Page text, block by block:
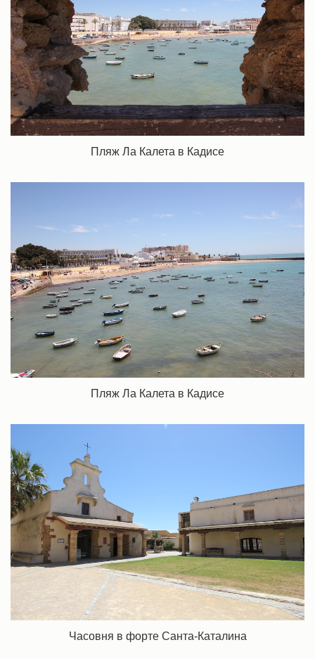
Пляж Ла Калета в Кадисе
Пляж Ла Калета в Кадисе
Часовня в форте Санта-Каталина